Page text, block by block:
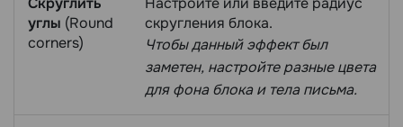
углы (Round
corners)
скругления блока.
Чтобы данный эффект был
заметен, настройте разные цвета
для фона блока и тела письма.